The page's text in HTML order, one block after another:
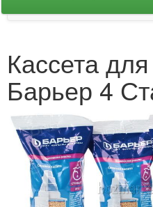
Кассета
Барьер 4